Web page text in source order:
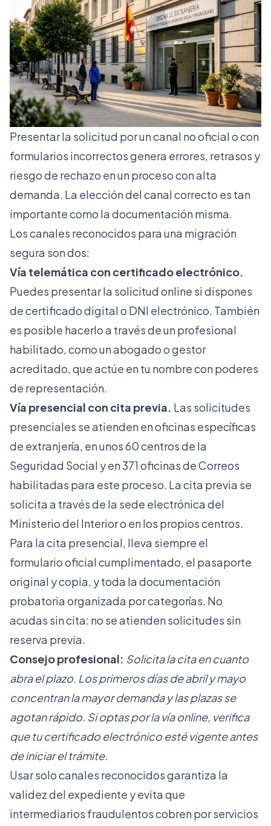
Presentar la solicitud por un canal no oficial o con
formularios incorrectos genera errores, retrasos y
riesgo de rechazo en un proceso con alta
demanda. La elección del canal correcto es tan
importante como la documentación misma.
Los canales reconocidos para una migración
segura son dos:
Vía telemática con certificado electrónico.
Puedes presentar la solicitud online si dispones
de certificado digital o DNI electrónico. También
es posible hacerlo a través de un profesional
habilitado, como un abogado o gestor
acreditado, que actúe en tu nombre con poderes
de representación.
Vía presencial con cita previa. Las solicitudes
presenciales se atienden en oficinas específicas
de extranjería, en unos60 centros de la
Seguridad Social y en 371 oficinas de Correos
habilitadas para este proceso. La cita previa se
solicita a través de la sede electrónica del
Ministerio del Interior o en los propios centros.
Para la cita presencial, lleva siempre el
formulario oficial cumplimentado, el pasaporte
original y copia, y toda la documentación
probatoria organizada por categorías. No
acudas sin cita: no se atienden solicitudes sin
reserva previa.
Consejo profesional: Solicita la cita en cuanto
abra el plazo. Los primeros días de abril y mayo
concentran la mayor demanda y las plazas se
agotan rápido. Si optas por la vía online, verifica
que tu certificado electrónico esté vigente antes
de iniciar el trámite.
Usar solo canales reconocidosgarantiza la
validezdel expediente y evita que
intermediarios fraudulentos cobren por servicios